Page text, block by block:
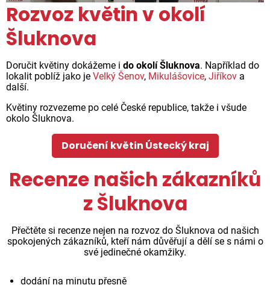
Rozvoz květin v okolí
Šluknova
Doručit květiny dokážeme i do okolí Šluknova. Například do
lokalit poblíž jako je Velký Šenov, Mikulášovice, Jiříkov a
další.
Květiny rozvezeme po celé České republice, takže i všude
okolo Šluknova.
Doručení květin Ústecký kraj
Recenze našich zákazníků
z Šluknova
Přečtěte si recenze nejen na rozvoz do Šluknova od našich
spokojených zákazníků, kteří nám důvěřují a dělí se s námi o
své jedinečné okamžiky.
dodání na minutu přesně